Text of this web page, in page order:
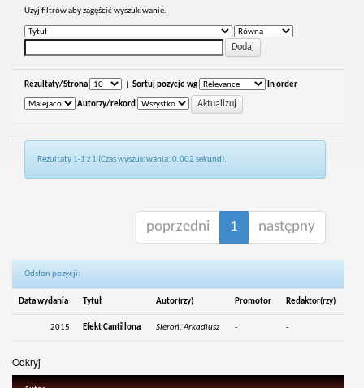
Uzyj filtrów aby zagęścić wyszukiwanie.
Rezultaty/Strona Sortuj pozycje wg In order
Autorzy/rekord
Rezultaty 1-1 z 1 (Czas wyszukiwania: 0.002 sekund).
poprzedni 1 następny
Odsłon pozycji:
Data wydania Tytuł Autor(rzy) Promotor Redaktor(rzy)
2015 Efekt Cantillona Sieroń, Arkadiusz - -
Odkryj